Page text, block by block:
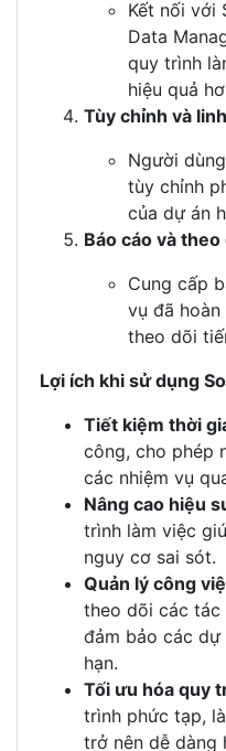
Kết nối với
Data
quy trình
hiệu quả
Tùy chỉnh và
Người
tùy chỉnh
của dự án
Báo cáo và theo
Cung cấp
vụ đã
theo dõi
Lợi ích khi sử dụng
Tiết kiệm thời
công, cho phép
các nhiệm vụ
Nâng cao hiệu
trình làm việc
nguy cơ sai sót.
Quản lý công
theo dõi các tác
đảm bảo các dự
hạn.
Tối ưu hóa quy
trình phức tạp,
trở nên dễ dàng